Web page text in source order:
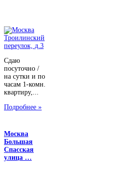
Сдаю
посуточно /
на сутки и по
часам 1-комн.
квартиру,...
Подробнее »
Москва
Большая
Спасская
улица …